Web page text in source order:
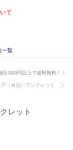
て
一覧
抜5,000円以上で送料無料！！
（単品）アンクレット
レット